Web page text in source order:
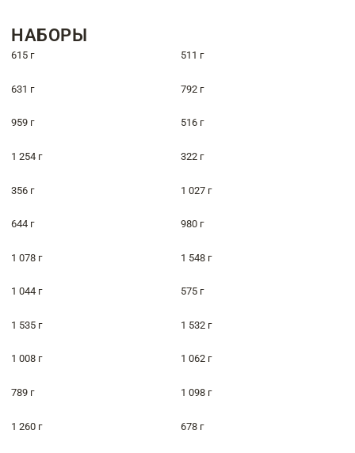
НАБОРЫ
615 г 511 г
631 г 792 г
959 г 516 г
1 254 г 322 г
356 г 1 027 г
644 г 980 г
1 078 г 1 548 г
1 044 г 575 г
1 535 г 1 532 г
1 008 г 1 062 г
789 г 1 098 г
1 260 г 678 г